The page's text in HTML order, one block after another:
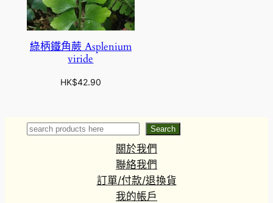
綠柄鐵角蕨 Asplenium
viride
HK$42.90
Search Search
關於我們
聯絡我們
訂單/付款/退換貨
我的帳戶